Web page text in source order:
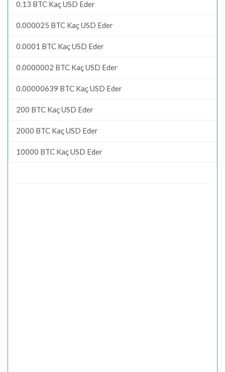
0.13 BTC Kaç USD Eder
0.000025 BTC Kaç USD Eder
0.0001 BTC Kaç USD Eder
0.0000002 BTC Kaç USD Eder
0.00000639 BTC Kaç USD Eder
200 BTC Kaç USD Eder
2000 BTC Kaç USD Eder
10000 BTC Kaç USD Eder